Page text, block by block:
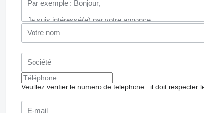
Veuillez vérifier le numéro de téléphone : il doit respecter